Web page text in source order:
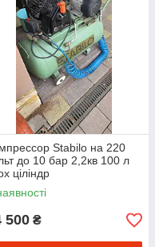
Stabilo на 220
до 10 бар 2,2кв 100 л
цiлiндр
500 ₴